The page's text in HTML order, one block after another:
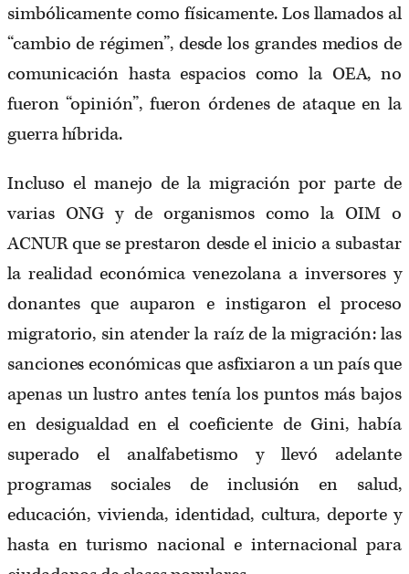
simbólicamente como físicamente. Los llamados al
“cambio de régimen”, desde los grandes medios de
comunicación hasta espacios como la OEA, no
fueron “opinión”, fueron órdenes de ataque en la
guerra híbrida.
Incluso el manejo de la migración por parte de
varias ONG y de organismos como la OIM o
ACNUR que se prestaron desde el inicio a subastar
la realidad económica venezolana a inversores y
donantes que auparon e instigaron el proceso
migratorio, sin atender la raíz de la migración: las
sanciones económicas que asfixiaron a un país que
apenas un lustro antes tenía los puntos más bajos
en desigualdad en el coeficiente de Gini, había
superado el analfabetismo y llevó adelante
programas sociales de inclusión en salud,
educación, vivienda, identidad, cultura, deporte y
hasta en turismo nacional e internacional para